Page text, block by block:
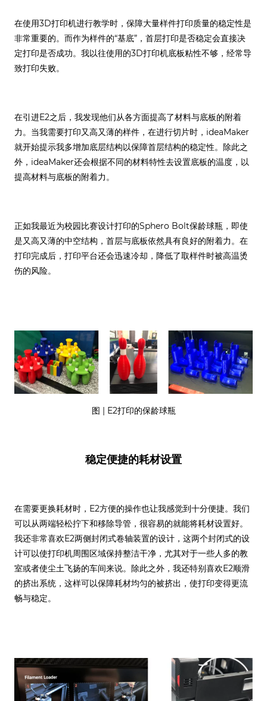
在使用3D打印机进行教学时，保障大量样件打印质量的稳定性是
非常重要的。而作为样件的“基底”，首层打印是否稳定会直接决
定打印是否成功。我以往使用的3D打印机底板粘性不够，经常导
致打印失败。
在引进E2之后，我发现他们从各方面提高了材料与底板的附着
力。当我需要打印又高又薄的样件，在进行切片时，ideaMaker
就开始提示我多增加底层结构以保障首层结构的稳定性。除此之
外，ideaMaker还会根据不同的材料特性去设置底板的温度，以
提高材料与底板的附着力。
正如我最近为校园比赛设计打印的Sphero Bolt保龄球瓶，即使
是又高又薄的中空结构，首层与底板依然具有良好的附着力。在
打印完成后，打印平台还会迅速冷却，降低了取样件时被高温烫
伤的风险。
图 | E2打印的保龄球瓶
稳定便捷的耗材设置
在需要更换耗材时，E2方便的操作也让我感觉到十分便捷。我们
可以从两端轻松拧下和移除导管，很容易的就能将耗材设置好。
我还非常喜欢E2两侧封闭式卷轴装置的设计，这两个封闭式的设
计可以使打印机周围区域保持整洁干净，尤其对于一些人多的教
室或者使尘土飞扬的车间来说。除此之外，我还特别喜欢E2顺滑
的挤出系统，这样可以保障耗材均匀的被挤出，使打印变得更流
畅与稳定。